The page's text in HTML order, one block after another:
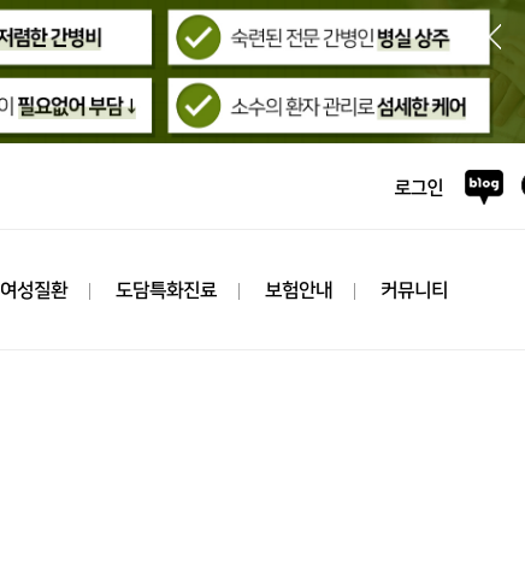
여성질환 도담특화진료 보험안내 커뮤니티